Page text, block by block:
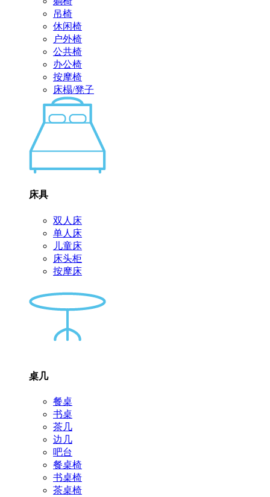
吊椅
休闲椅
户外椅
公共椅
办公椅
按摩椅
床榻/凳子
床具
双人床
单人床
儿童床
床头柜
按摩床
桌几
餐桌
书桌
茶几
边几
吧台
餐桌椅
书桌椅
茶桌椅